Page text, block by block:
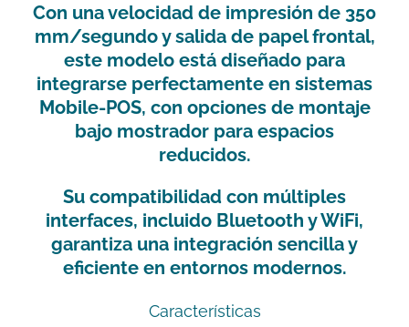
Con una velocidad de impresión de 350
mm/segundo y salida de papel frontal,
este modelo está diseñado para
integrarse perfectamente en sistemas
Mobile-POS, con opciones de montaje
bajo mostrador para espacios
reducidos.
Su compatibilidad con múltiples
interfaces, incluido Bluetooth y WiFi,
garantiza una integración sencilla y
eficiente en entornos modernos.
Características